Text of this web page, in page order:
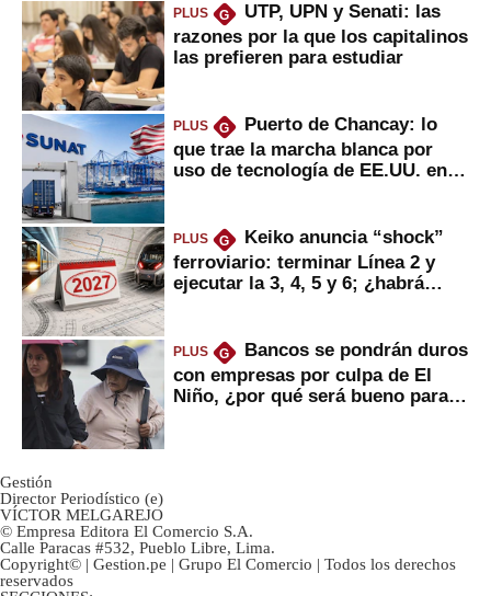
PLUS G
UTP, UPN y Senati: las
razones por la que los capitalinos
las prefieren para estudiar
PLUS G
Puerto de Chancay: lo
que trae la marcha blanca por
uso de tecnología de EE.UU. en
PLUS G
Keiko anuncia “shock”
ferroviario: terminar Línea 2 y
ejecutar la 3, 4, 5 y 6; ¿habrá
PLUS G
Bancos se pondrán duros
con empresas por culpa de El
Niño, ¿por qué será bueno para
Gestión
Director Periodístico (e)
VÍCTOR MELGAREJO
© Empresa Editora El Comercio S.A.
Calle Paracas #532, Pueblo Libre, Lima.
Copyright© | Gestion.pe | Grupo El Comercio | Todos los derechos
reservados